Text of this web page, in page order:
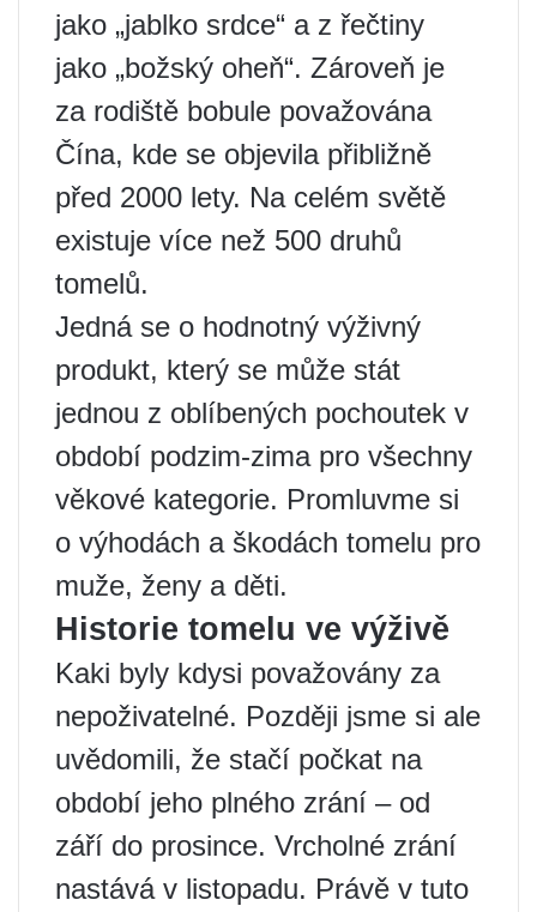
jako „jablko srdce“ a z řečtiny
jako „božský oheň“. Zároveň je
za rodiště bobule považována
Čína, kde se objevila přibližně
před 2000 lety. Na celém světě
existuje více než 500 druhů
tomelů.
Jedná se o hodnotný výživný
produkt, který se může stát
jednou z oblíbených pochoutek v
období podzim-zima pro všechny
věkové kategorie. Promluvme si
o výhodách a škodách tomelu pro
muže, ženy a děti.
Historie tomelu ve výživě
Kaki byly kdysi považovány za
nepoživatelné. Později jsme si ale
uvědomili, že stačí počkat na
období jeho plného zrání – od
září do prosince. Vrcholné zrání
nastává v listopadu. Právě v tuto